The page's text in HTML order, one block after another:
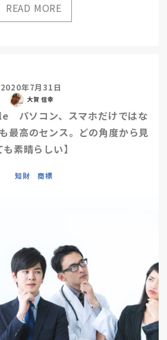
パソコン、スマホだけではな
最高のセンス。どの角度から見
も素晴らしい】
知財 商標
大賀 信幸
2020年7月31日